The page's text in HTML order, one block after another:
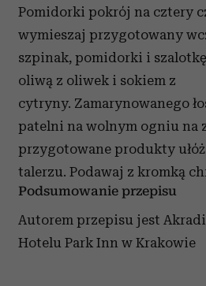
Pomidorki pokrój na cztery
wymieszaj przygotowany
szpinak, pomidorki i
oliwą z oliwek i sokiem z
cytryny. Zamarynowanego
patelni na wolnym ogniu na
przygotowane produkty
talerzu. Podawaj z kromką
Podsumowanie przepisu
Autorem przepisu jest
Hotelu Park Inn w Krakowie